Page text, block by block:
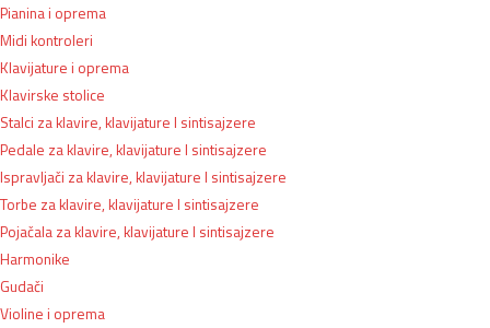
Pianina i oprema
Midi kontroleri
Klavijature i oprema
Klavirske stolice
Stalci za klavire, klavijature I sintisajzere
Pedale za klavire, klavijature I sintisajzere
Ispravljači za klavire, klavijature I sintisajzere
Torbe za klavire, klavijature I sintisajzere
Pojačala za klavire, klavijature I sintisajzere
Harmonike
Gudači
Violine i oprema